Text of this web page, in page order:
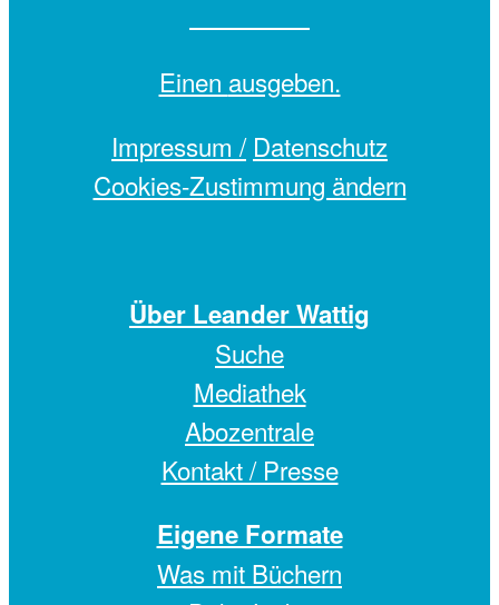
Einen ausgeben.
Impressum / Datenschutz
Cookies-Zustimmung ändern
Über Leander Wattig
Suche
Mediathek
Abozentrale
Kontakt / Presse
Eigene Formate
Was mit Büchern